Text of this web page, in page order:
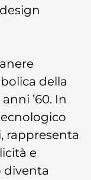
della
’60. In
rappresenta
e
diventa